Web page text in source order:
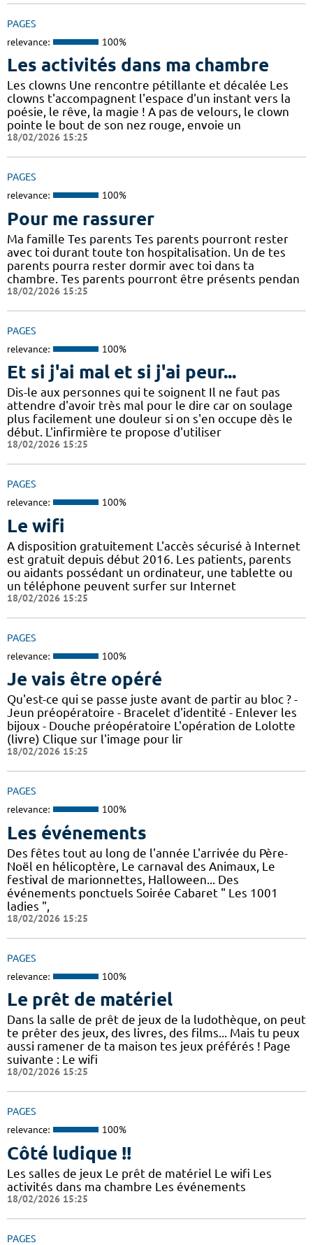
PAGES
relevance: 100%
Les activités dans ma chambre
Les clowns Une rencontre pétillante et décalée Les
clowns t'accompagnent l'espace d'un instant vers la
poésie, le rêve, la magie ! A pas de velours, le clown
pointe le bout de son nez rouge, envoie un
18/02/2026 15:25
PAGES
relevance: 100%
Pour me rassurer
Ma famille Tes parents Tes parents pourront rester
avec toi durant toute ton hospitalisation. Un de tes
parents pourra rester dormir avec toi dans ta
chambre. Tes parents pourront être présents pendan
18/02/2026 15:25
PAGES
relevance: 100%
Et si j'ai mal et si j'ai peur...
Dis-le aux personnes qui te soignent Il ne faut pas
attendre d'avoir très mal pour le dire car on soulage
plus facilement une douleur si on s'en occupe dès le
début. L'infirmière te propose d'utiliser
18/02/2026 15:25
PAGES
relevance: 100%
Le wifi
A disposition gratuitement L'accès sécurisé à Internet
est gratuit depuis début 2016. Les patients, parents
ou aidants possédant un ordinateur, une tablette ou
un téléphone peuvent surfer sur Internet
18/02/2026 15:25
PAGES
relevance: 100%
Je vais être opéré
Qu'est-ce qui se passe juste avant de partir au bloc ? -
Jeun préopératoire - Bracelet d'identité - Enlever les
bijoux - Douche préopératoire L'opération de Lolotte
(livre) Clique sur l'image pour lir
18/02/2026 15:25
PAGES
relevance: 100%
Les événements
Des fêtes tout au long de l'année L'arrivée du Père-
Noël en hélicoptère, Le carnaval des Animaux, Le
festival de marionnettes, Halloween... Des
événements ponctuels Soirée Cabaret " Les 1001
ladies ",
18/02/2026 15:25
PAGES
relevance: 100%
Le prêt de matériel
Dans la salle de prêt de jeux de la ludothèque, on peut
te prêter des jeux, des livres, des films... Mais tu peux
aussi ramener de ta maison tes jeux préférés ! Page
suivante : Le wifi
18/02/2026 15:25
PAGES
relevance: 100%
Côté ludique !!
Les salles de jeux Le prêt de matériel Le wifi Les
activités dans ma chambre Les événements
18/02/2026 15:25
PAGES